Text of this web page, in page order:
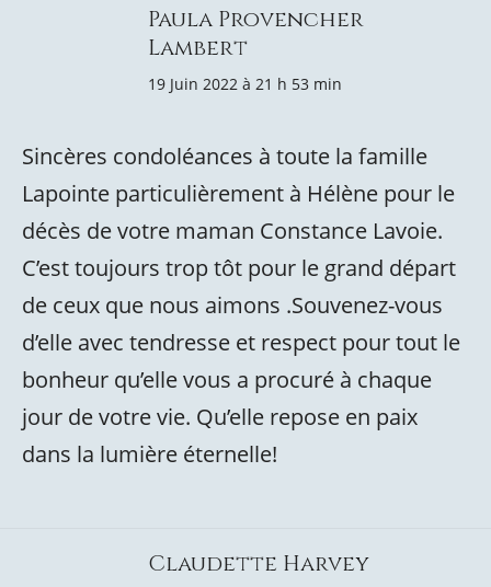
Paula Provencher
Lambert
19 Juin 2022 à 21 h 53 min
Sincères condoléances à toute la famille
Lapointe particulièrement à Hélène pour le
décès de votre maman Constance Lavoie.
C’est toujours trop tôt pour le grand départ
de ceux que nous aimons .Souvenez-vous
d’elle avec tendresse et respect pour tout le
bonheur qu’elle vous a procuré à chaque
jour de votre vie. Qu’elle repose en paix
dans la lumière éternelle!
Claudette Harvey